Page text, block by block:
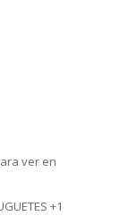
ver en
+1